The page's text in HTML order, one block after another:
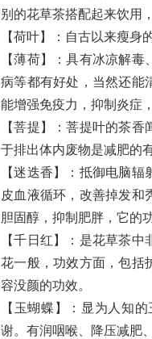
别的花草茶搭配起来饮用
【荷叶】：自古以来瘦
【薄荷】：具有冰凉解
病等都有好处，当然还能
能增强免疫力，抑制炎症
【菩提】：菩提叶的茶
于排出体内废物是减肥的
【迷迭香】：抵御电脑
皮血液循环，改善掉发和
胆固醇，抑制肥胖，它的
【千日红】：是花草茶
花一般，功效方面，包括
容没颜的功效。
【玉蝴蝶】：显为人知
谢。有润咽喉、降压减肥